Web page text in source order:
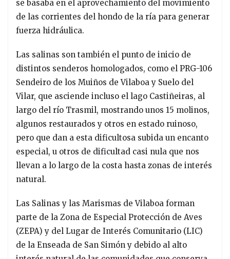
se basaba en el aprovechamiento del movimiento
de las corrientes del hondo de la ría para generar
fuerza hidráulica.
Las salinas son también el punto de inicio de
distintos senderos homologados, como el PRG-106
Sendeiro de los Muiños de Vilaboa y Suelo del
Vilar, que asciende incluso el lago Castiñeiras, al
largo del río Trasmil, mostrando unos 15 molinos,
algunos restaurados y otros en estado ruinoso,
pero que dan a esta dificultosa subida un encanto
especial, u otros de dificultad casi nula que nos
llevan a lo largo de la costa hasta zonas de interés
natural.
Las Salinas y las Marismas de Vilaboa forman
parte de la Zona de Especial Protección de Aves
(ZEPA) y del Lugar de Interés Comunitario (LIC)
de la Enseada de San Simón y debido al alto